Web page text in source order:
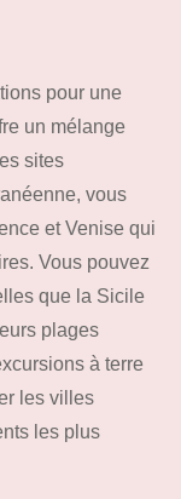
pour une
un mélange
sites
vous
et Venise qui
Vous pouvez
que la Sicile
plages
à terre
les villes
les plus